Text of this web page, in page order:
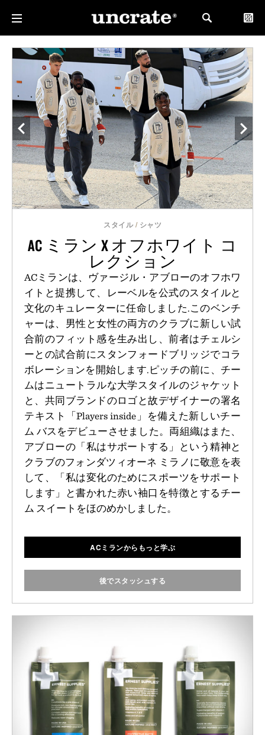
スタイル / シャツ
AC ミラン X オフホワイト コ
レクション
ACミランは、ヴァージル・アブローのオフホワ
イトと提携して、レーベルを公式のスタイルと
文化のキュレーターに任命しました.このベンチ
ャーは、男性と女性の両方のクラブに新しい試
合前のフィット感を生み出し、前者はチェルシ
ーとの試合前にスタンフォードブリッジでコラ
ボレーションを開始します.ピッチの前に、チー
ムはニュートラルな大学スタイルのジャケット
と、共同ブランドのロゴと故デザイナーの署名
テキスト「Players inside」を備えた新しいチー
ム バスをデビューさせました。両組織はまた、
アブローの「私はサポートする」という精神と
クラブのフォンダツィオーネ ミラノに敬意を表
して、「私は変化のためにスポーツをサポート
します」と書かれた赤い袖口を特徴とするチー
ム スイートをほのめかしました。
ACミランからもっと学ぶ
後でスタッシュする